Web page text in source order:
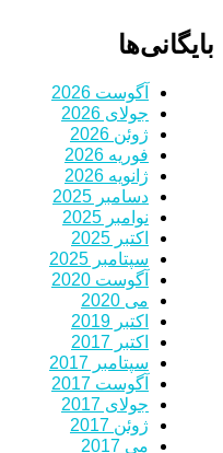
بایگانی‌ها
آگوست 2026
جولای 2026
ژوئن 2026
فوریه 2026
ژانویه 2026
دسامبر 2025
نوامبر 2025
اکتبر 2025
سپتامبر 2025
آگوست 2020
می 2020
اکتبر 2019
اکتبر 2017
سپتامبر 2017
آگوست 2017
جولای 2017
ژوئن 2017
می 2017